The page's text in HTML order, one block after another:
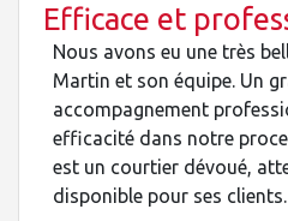
Efficace et
Nous avons eu une très
Martin et son équipe. Un
accompagnement
efficacité dans notre
est un courtier dévoué,
disponible pour ses clients.